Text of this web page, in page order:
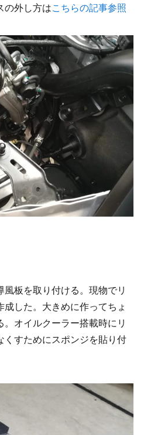
の外し方はこちらの記事参照
板を取り付ける。現物でリ
した。大きめに作ってちょ
オイルクーラー搭載時にリ
くすためにスポンジを貼り付